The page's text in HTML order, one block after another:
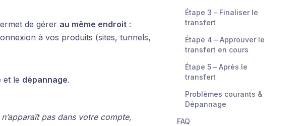
de gérer au même endroit:
à vos produits (sites, tunnels,
et le dépannage.
pas dans votre compte,
Étape 3 – Finaliser le
transfert
Étape 4 – Approuver le
transfert en cours
Étape 5 – Après le
transfert
Problèmes courants &
Dépannage
FAQ